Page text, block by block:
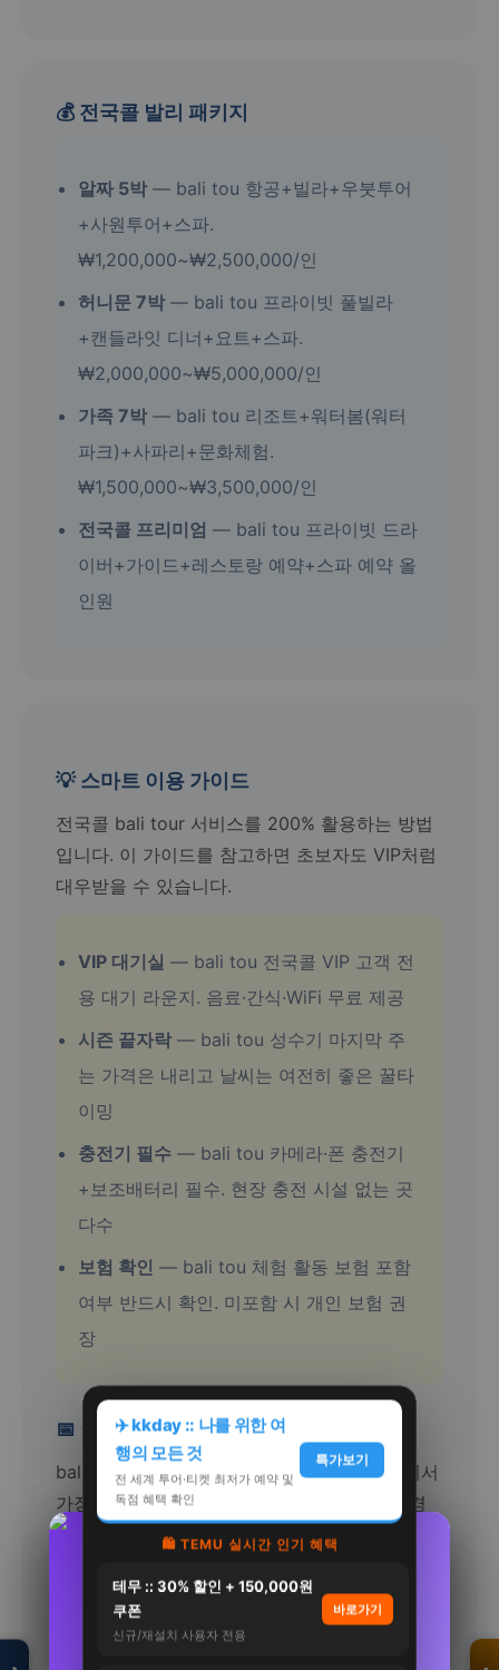
💰 전국콜 발리 패키지
알짜 5박 — bali tou 항공+빌라+우붓투어
+사원투어+스파.
₩1,200,000~₩2,500,000/인
허니문 7박 — bali tou 프라이빗 풀빌라
+캔들라잇 디너+요트+스파.
₩2,000,000~₩5,000,000/인
가족 7박 — bali tou 리조트+워터봄(워터
파크)+사파리+문화체험.
₩1,500,000~₩3,500,000/인
전국콜 프리미엄 — bali tou 프라이빗 드라
이버+가이드+레스토랑 예약+스파 예약 올
인원
💡 스마트 이용 가이드
전국콜 bali tour 서비스를 200% 활용하는 방법
입니다. 이 가이드를 참고하면 초보자도 VIP처럼
대우받을 수 있습니다.
VIP 대기실 — bali tou 전국콜 VIP 고객 전
용 대기 라운지. 음료·간식·WiFi 무료 제공
시즌 끝자락 — bali tou 성수기 마지막 주
는 가격은 내리고 날씨는 여전히 좋은 꿀타
이밍
충전기 필수 — bali tou 카메라·폰 충전기
+보조배터리 필수. 현장 충전 시설 없는 곳
다수
보험 확인 — bali tou 체험 활동 보험 포함
여부 반드시 확인. 미포함 시 개인 보험 권
장
📅 이런 때 추천합니다
bali tour 이용을 계획 중이시라면 어떤 상황에서
가장 만족도가 높은지 참고하세요. 타이밍이 경
험의 절반을 좌우합니다.
비즈니스 접대
— bali tou 중요 고객·파트
너 접대. 격조 있는 장소. 세금계산서 발행
✈️ kkday :: 나를 위한 여
행의 모든 것
전 세계 투어·티켓 최저가 예약 및
독점 혜택 확인
특가보기
🛍️ TEMU 실시간 인기 혜택
테무 :: 30% 할인 + 150,000원
쿠폰
신규/재설치 사용자 전용
바로가기
유 구미젤리 40구…
130,000원
RK70F49M2GD…
2,550,000원